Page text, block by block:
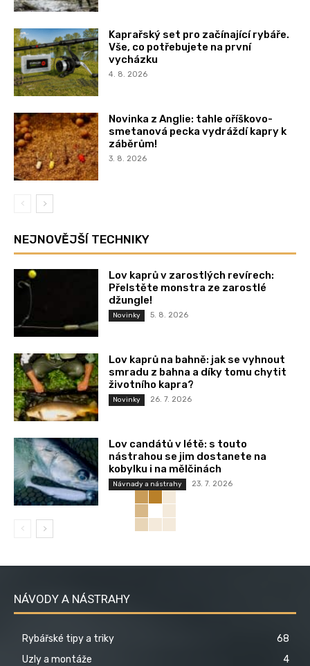
Kaprařský set pro začínající rybáře.
Vše, co potřebujete na první
vycházku
4. 8. 2026
Novinka z Anglie: tahle oříškovo-
smetanová pecka vydráždí kapry k
záběrům!
3. 8. 2026
NEJNOVĚJŠÍ TECHNIKY
Lov kaprů v zarostlých revírech:
Přelstěte monstra ze zarostlé
džungle!
Novinky 5. 8. 2026
Lov kaprů na bahně: jak se vyhnout
smradu z bahna a díky tomu chytit
životního kapra?
Novinky 26. 7. 2026
Lov candátů v létě: s touto
nástrahou se jim dostanete na
kobylku i na mělčinách
Návnady a nástrahy 23. 7. 2026
NÁVODY A NÁSTRAHY
Rybářské tipy a triky
68
Uzly a montáže
4